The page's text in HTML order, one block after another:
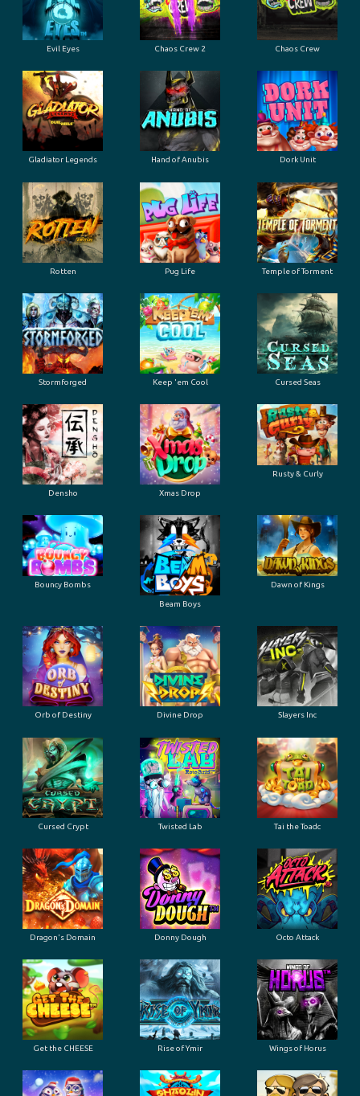
Evil Eyes Chaos Crew 2 Chaos Crew
Gladiator Legends Hand of Anubis Dork Unit
Rotten Pug Life Temple of Torment
Stormforged Keep 'em Cool Cursed Seas
Densho Xmas Drop
Rusty & Curly
Bouncy Bombs
Beam Boys
Dawn of Kings
Orb of Destiny Divine Drop Slayers Inc
Cursed Crypt Twisted Lab Tai the Toadc
Dragon's Domain Donny Dough Octo Attack
Get the CHEESE Rise of Ymir Wings of Horus